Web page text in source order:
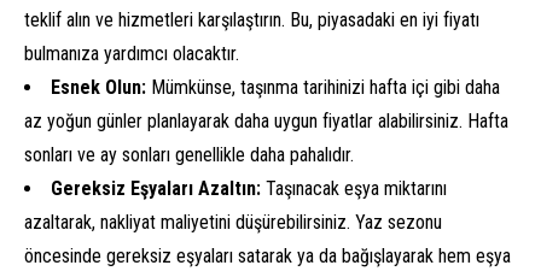
teklif alın ve hizmetleri karşılaştırın. Bu, piyasadaki en iyi fiyatı
bulmanıza yardımcı olacaktır.
Esnek Olun: Mümkünse, taşınma tarihinizi hafta içi gibi daha
az yoğun günler planlayarak daha uygun fiyatlar alabilirsiniz. Hafta
sonları ve ay sonları genellikle daha pahalıdır.
Gereksiz Eşyaları Azaltın: Taşınacak eşya miktarını
azaltarak, nakliyat maliyetini düşürebilirsiniz. Yaz sezonu
öncesinde gereksiz eşyaları satarak ya da bağışlayarak hem eşya